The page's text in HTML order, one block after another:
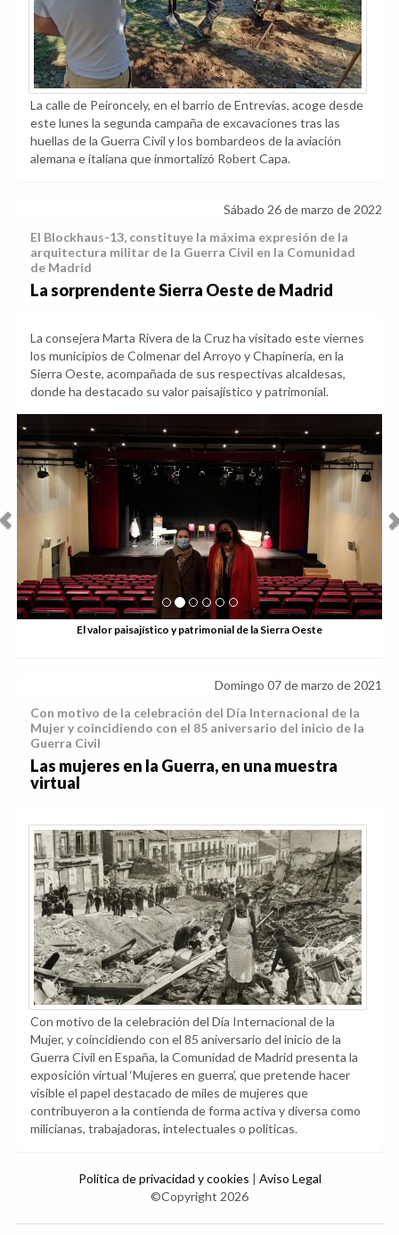
La calle de Peironcely, en el barrio de Entrevías, acoge desde
este lunes la segunda campaña de excavaciones tras las
huellas de la Guerra Civil y los bombardeos de la aviación
alemana e italiana que inmortalizó Robert Capa.
Sábado 26 de marzo de 2022
El Blockhaus-13, constituye la máxima expresión de la
arquitectura militar de la Guerra Civil en la Comunidad
de Madrid
La sorprendente Sierra Oeste de Madrid
La consejera Marta Rivera de la Cruz ha visitado este viernes
los municipios de Colmenar del Arroyo y Chapinería, en la
Sierra Oeste, acompañada de sus respectivas alcaldesas,
donde ha destacado su valor paisajístico y patrimonial.
El valor paisajístico y patrimonial de la Sierra Oeste
Anterior
Domingo 07 de marzo de 2021
Con motivo de la celebración del Día Internacional de la
Mujer y coincidiendo con el 85 aniversario del inicio de la
Guerra Civil
Las mujeres en la Guerra, en una muestra
virtual
Con motivo de la celebración del Día Internacional de la
Mujer, y coincidiendo con el 85 aniversario del inicio de la
Guerra Civil en España, la Comunidad de Madrid presenta la
exposición virtual ‘Mujeres en guerra’, que pretende hacer
visible el papel destacado de miles de mujeres que
contribuyeron a la contienda de forma activa y diversa como
milicianas, trabajadoras, intelectuales o políticas.
Política de privacidad y cookies | Aviso Legal
©Copyright 2026